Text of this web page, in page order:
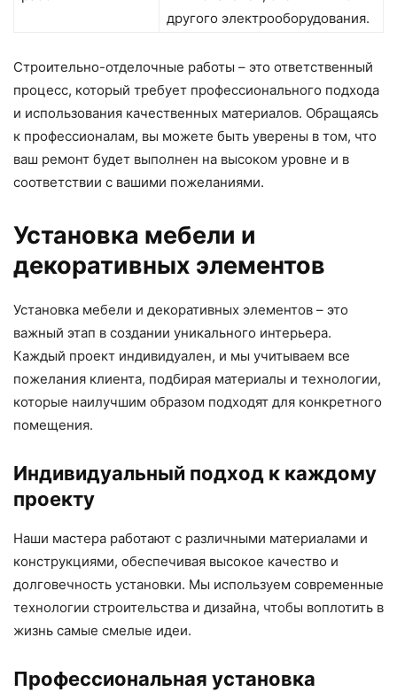
другого электрооборудования.
Строительно-отделочные работы – это ответственный
процесс, который требует профессионального подхода
и использования качественных материалов. Обращаясь
к профессионалам, вы можете быть уверены в том, что
ваш ремонт будет выполнен на высоком уровне и в
соответствии с вашими пожеланиями.
Установка мебели и
декоративных элементов
Установка мебели и декоративных элементов – это
важный этап в создании уникального интерьера.
Каждый проект индивидуален, и мы учитываем все
пожелания клиента, подбирая материалы и технологии,
которые наилучшим образом подходят для конкретного
помещения.
Индивидуальный подход к каждому
проекту
Наши мастера работают с различными материалами и
конструкциями, обеспечивая высокое качество и
долговечность установки. Мы используем современные
технологии строительства и дизайна, чтобы воплотить в
жизнь самые смелые идеи.
Профессиональная установка